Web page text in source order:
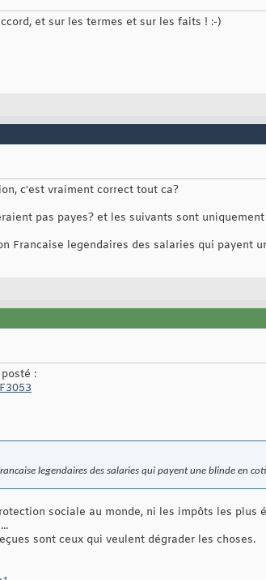
et sur les termes et sur les faits ! :-)
c'est vraiment correct tout ca?
pas payes? et les suivants sont
Francaise legendaires des salaries qui payent
:
legendaires des salaries qui payent une blinde en
sociale au monde, ni les impôts les plus
sont ceux qui veulent dégrader les choses.